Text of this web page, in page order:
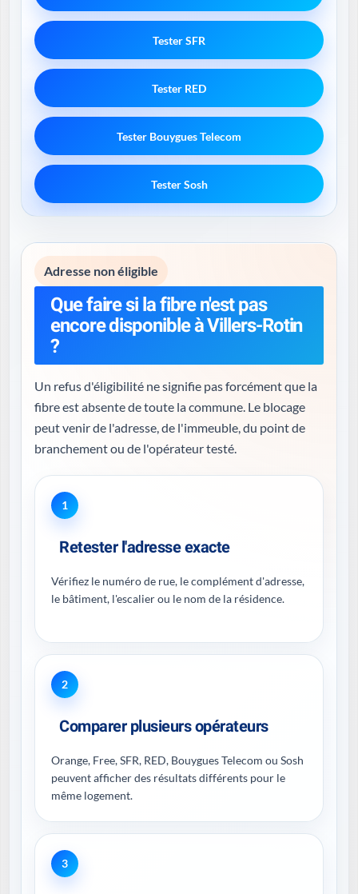
Tester SFR
Tester RED
Tester Bouygues Telecom
Tester Sosh
Adresse non éligible
Que faire si la fibre n'est pas
encore disponible à Villers-Rotin
?
Un refus d'éligibilité ne signifie pas forcément que la
fibre est absente de toute la commune. Le blocage
peut venir de l'adresse, de l'immeuble, du point de
branchement ou de l'opérateur testé.
1
Retester l'adresse exacte
Vérifiez le numéro de rue, le complément d'adresse,
le bâtiment, l'escalier ou le nom de la résidence.
2
Comparer plusieurs opérateurs
Orange, Free, SFR, RED, Bouygues Telecom ou Sosh
peuvent afficher des résultats différents pour le
même logement.
3